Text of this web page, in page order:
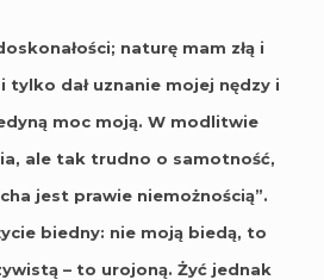
naturę mam złą i
tylko dał uznanie mojej nędzy i
moc moją. W modlitwie
ale tak trudno o samotność,
jest prawie niemożnością”.
biedny: nie moją biedą, to
– to urojoną. Żyć jednak